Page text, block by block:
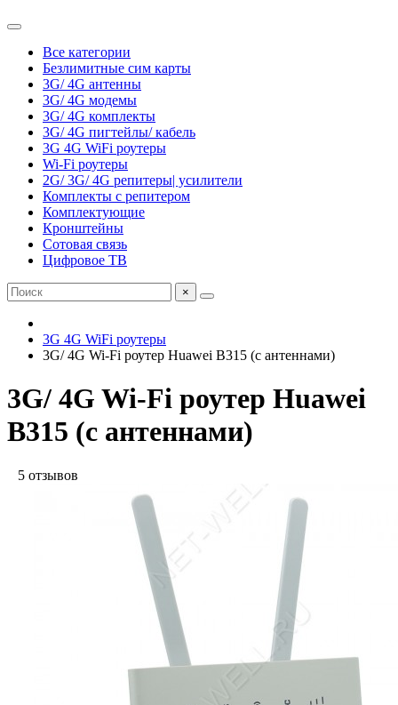
Все категории
Безлимитные сим карты
3G/ 4G антенны
3G/ 4G модемы
3G/ 4G комплекты
3G/ 4G пигтейлы/ кабель
3G 4G WiFi роутеры
Wi-Fi роутеры
2G/ 3G/ 4G репитеры| усилители
Комплекты с репитером
Комплектующие
Кронштейны
Сотовая связь
Цифровое ТВ
×
3G 4G WiFi роутеры
3G/ 4G Wi-Fi роутер Huawei B315 (с антеннами)
3G/ 4G Wi-Fi роутер Huawei
B315 (с антеннами)
5 отзывов